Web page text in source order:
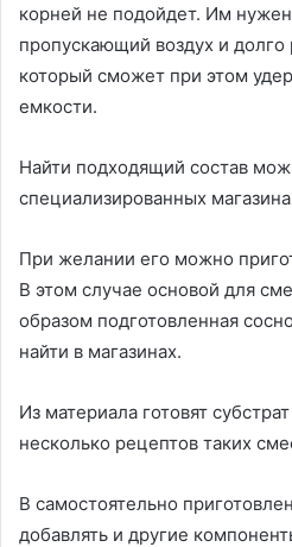
корней не подойдет. Им
пропускающий воздух и долго
который сможет при этом
емкости.
Найти подходящий состав
специализированных
При желании его можно
В этом случае основой для
образом подготовленная
найти в магазинах.
Из материала готовят
несколько рецептов таких
В самостоятельно
добавлять и другие